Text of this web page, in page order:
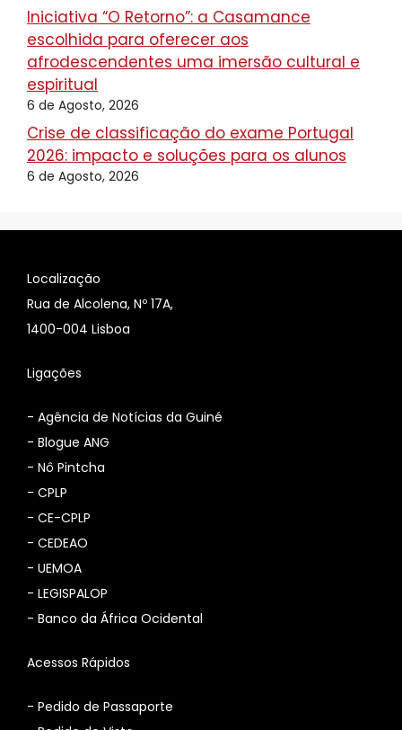
Iniciativa “O Retorno”: a Casamance
escolhida para oferecer aos
afrodescendentes uma imersão cultural e
espiritual
6 de Agosto, 2026
Crise de classificação do exame Portugal
2026: impacto e soluções para os alunos
6 de Agosto, 2026
Localização
Rua de Alcolena, Nº 17A,
1400-004 Lisboa
Ligações
- Agência de Notícias da Guiné
- Blogue ANG
- Nô Pintcha
- CPLP
- CE-CPLP
- CEDEAO
- UEMOA
- LEGISPALOP
- Banco da África Ocidental
Acessos Rápidos
- Pedido de Passaporte